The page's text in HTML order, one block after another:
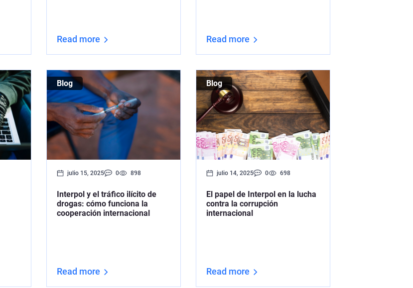
Read more Read more
Blog
julio 15, 2025 0 898
Interpol y el tráfico ilícito de
drogas: cómo funciona la
cooperación internacional
Read more
Blog
julio 14, 2025 0 698
El papel de Interpol en la lucha
contra la corrupción
internacional
Read more